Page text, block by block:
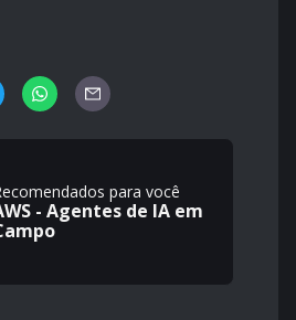
para você
- Agentes de IA em